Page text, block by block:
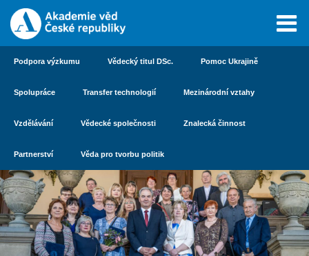
Podpora výzkumu Vědecký titul DSc. Pomoc Ukrajině
Spolupráce Transfer technologií Mezinárodní vztahy
Vzdělávání Vědecké společnosti Znalecká činnost
Partnerství Věda pro tvorbu politik